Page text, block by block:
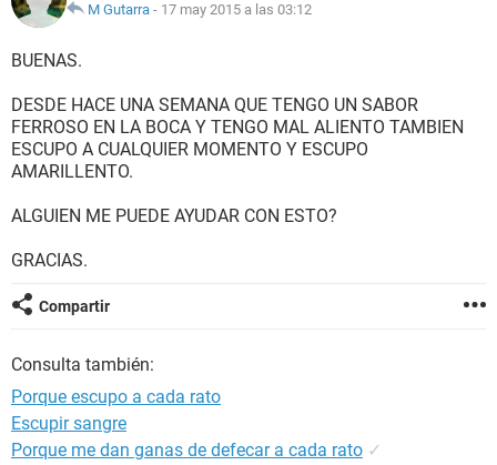
SEXUALIDAD
GLOSARIO
M Gutarra - 17 may 2015 a las 03:12
BUENAS.
DESDE HACE UNA SEMANA QUE TENGO UN SABOR
FERROSO EN LA BOCA Y TENGO MAL ALIENTO TAMBIEN
ESCUPO A CUALQUIER MOMENTO Y ESCUPO
AMARILLENTO.
ALGUIEN ME PUEDE AYUDAR CON ESTO?
GRACIAS.
Compartir
Consulta también:
Porque escupo a cada rato
Escupir sangre
Porque me dan ganas de defecar a cada rato ✓